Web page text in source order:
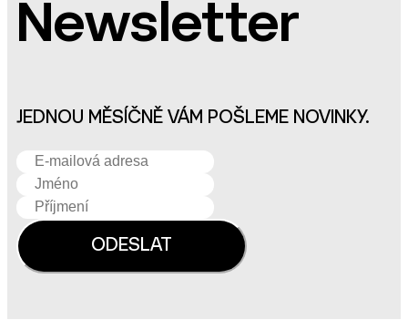
Newsletter
JEDNOU MĚSÍČNĚ VÁM POŠLEME NOVINKY.